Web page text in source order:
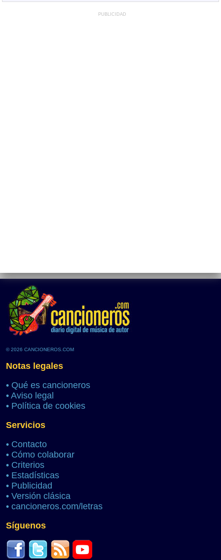
PUBLICIDAD
© 2026 CANCIONEROS.COM
Notas legales
• Qué es cancioneros
• Aviso legal
• Política de cookies
Servicios
• Contacto
• Cómo colaborar
• Criterios
• Estadísticas
• Publicidad
• Versión clásica
• cancioneros.com/letras
Síguenos